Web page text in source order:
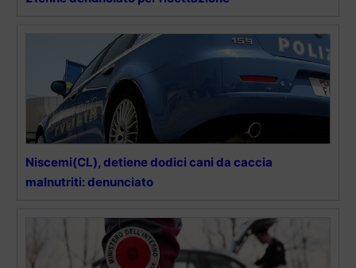
Niscemi(CL), detiene dodici cani da caccia
malnutriti: denunciato